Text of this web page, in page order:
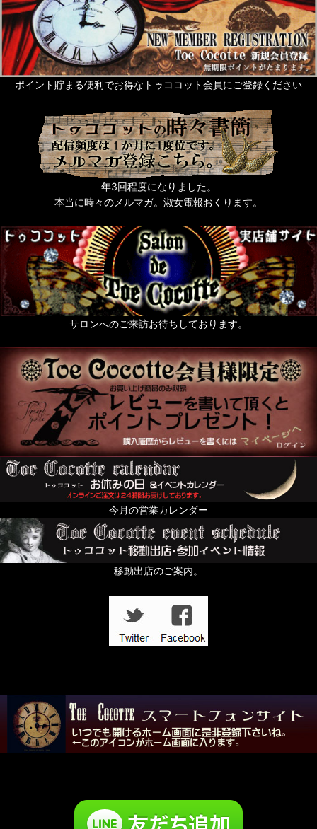
ポイント貯まる便利でお得なトゥココット会員にご登録ください
年3回程度になりました。
本当に時々のメルマガ。淑女電報おくります。
サロンへのご来訪お待ちしております。
今月の営業カレンダー
移動出店のご案内。